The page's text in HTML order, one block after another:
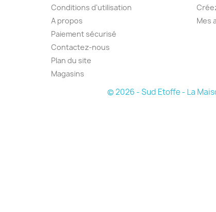
Conditions d'utilisation
A propos
Paiement sécurisé
Contactez-nous
Plan du site
Magasins
Mes
© 2026 - Sud Etoffe - La